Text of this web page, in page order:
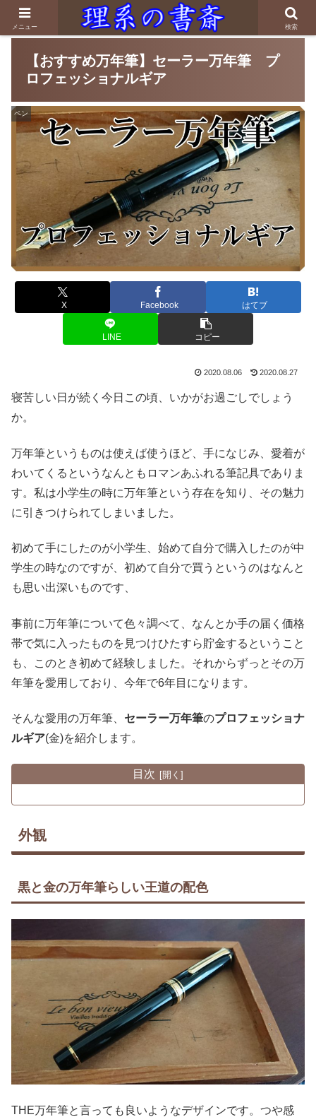
【おすすめ万年筆】セーラー万年筆 プ
ロフェッショナルギア
ペン
X Facebook はてブ
LINE コピー
2020.08.06 2020.08.27
寝苦しい日が続く今日この頃、いかがお過ごしでしょう
か。
万年筆というものは使えば使うほど、手になじみ、愛着が
わいてくるというなんともロマンあふれる筆記具でありま
す。私は小学生の時に万年筆という存在を知り、その魅力
に引きつけられてしまいました。
初めて手にしたのが小学生、始めて自分で購入したのが中
学生の時なのですが、初めて自分で買うというのはなんと
も思い出深いものです、
事前に万年筆について色々調べて、なんとか手の届く価格
帯で気に入ったものを見つけひたすら貯金するということ
も、このとき初めて経験しました。それからずっとその万
年筆を愛用しており、今年で6年目になります。
そんな愛用の万年筆、 セーラー万年筆のプロフェッショナ
ルギア(金)を紹介します。
目次
外観
黒と金の万年筆らしい王道の配色
THE万年筆と言っても良いようなデザインです。つや感
メニュー 検索